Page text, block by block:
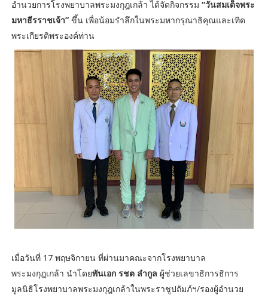
อำนวยการโรงพยาบาลพระมงกุฎเกล้า ได้จัดกิจกรรม “วันสมเด็จพระ
มหาธีรราชเจ้า” ขึ้น เพื่อน้อมรำลึกในพระมหากรุณาธิคุณและเทิด
พระเกียรติพระองค์ท่าน
เมื่อวันที่ 17 พฤษจิกายน ที่ผ่านมาคณะจากโรงพยาบาล
พระมงกุฎเกล้า นำโดยพันเอก รชต ลำกูล ผู้ช่วยเลขาธิการธิการ
มูลนิธิโรงพยาบาลพระมงกุฎเกล้าในพระราชูปถัมภ์ฯ/รองผู้อำนวย